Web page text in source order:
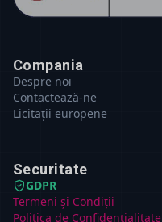
Compania
Despre noi
Contactează-ne
Licitații europene
Securitate
GDPR
Termeni și Condiții
Politica de Confidențialitate